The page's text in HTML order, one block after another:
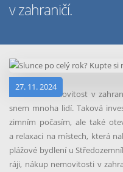
v zahraničí.
27. 11. 2024
Pořídit si nemovitost v
snem mnoha lidí. Taková
zimním počasím, ale také
a relaxaci na místech, která
plážové bydlení u
ráji, nákup nemovitosti v